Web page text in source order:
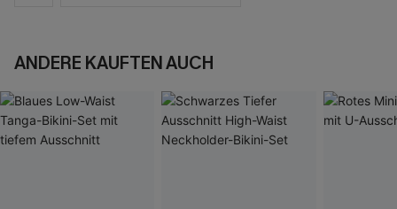
ANDERE KAUFTEN AUCH